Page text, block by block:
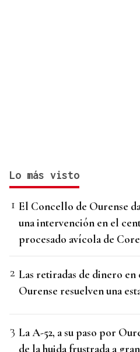
Lo más visto
El Concello de Ourense
una intervención en el
procesado avícola de
Las retiradas de dinero en
Ourense resuelven una
La A-52, a su paso por
de la huida frustrada a